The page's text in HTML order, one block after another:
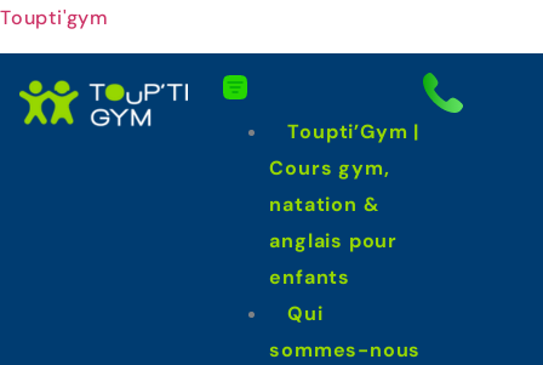
Toupti'gym
Toupti’Gym |
Cours gym,
natation &
anglais pour
enfants
Qui
sommes-nous